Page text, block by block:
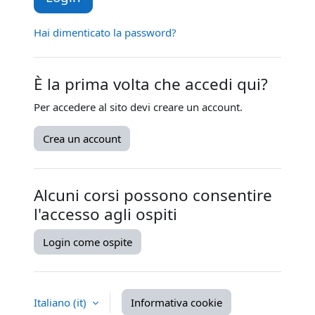
Hai dimenticato la password?
È la prima volta che accedi qui?
Per accedere al sito devi creare un account.
Crea un account
Alcuni corsi possono consentire
l'accesso agli ospiti
Login come ospite
Italiano ‎(it)‎ Informativa cookie